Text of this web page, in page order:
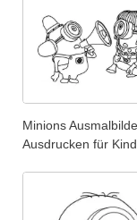
Minions
Ausdrucken für